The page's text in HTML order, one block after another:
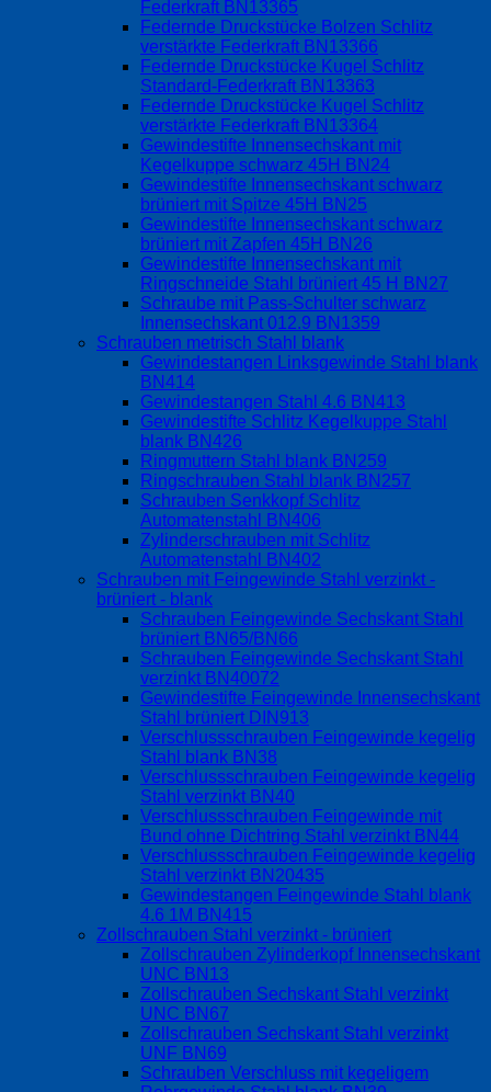
Federkraft BN13365
Federnde Druckstücke Bolzen Schlitz
verstärkte Federkraft BN13366
Federnde Druckstücke Kugel Schlitz
Standard-Federkraft BN13363
Federnde Druckstücke Kugel Schlitz
verstärkte Federkraft BN13364
Gewindestifte Innensechskant mit
Kegelkuppe schwarz 45H BN24
Gewindestifte Innensechskant schwarz
brüniert mit Spitze 45H BN25
Gewindestifte Innensechskant schwarz
brüniert mit Zapfen 45H BN26
Gewindestifte Innensechskant mit
Ringschneide Stahl brüniert 45 H BN27
Schraube mit Pass-Schulter schwarz
Innensechskant 012.9 BN1359
Schrauben metrisch Stahl blank
Gewindestangen Linksgewinde Stahl blank
BN414
Gewindestangen Stahl 4.6 BN413
Gewindestifte Schlitz Kegelkuppe Stahl
blank BN426
Ringmuttern Stahl blank BN259
Ringschrauben Stahl blank BN257
Schrauben Senkkopf Schlitz
Automatenstahl BN406
Zylinderschrauben mit Schlitz
Automatenstahl BN402
Schrauben mit Feingewinde Stahl verzinkt -
brüniert - blank
Schrauben Feingewinde Sechskant Stahl
brüniert BN65/BN66
Schrauben Feingewinde Sechskant Stahl
verzinkt BN40072
Gewindestifte Feingewinde Innensechskant
Stahl brüniert DIN913
Verschlussschrauben Feingewinde kegelig
Stahl blank BN38
Verschlussschrauben Feingewinde kegelig
Stahl verzinkt BN40
Verschlussschrauben Feingewinde mit
Bund ohne Dichtring Stahl verzinkt BN44
Verschlussschrauben Feingewinde kegelig
Stahl verzinkt BN20435
Gewindestangen Feingewinde Stahl blank
4.6 1M BN415
Zollschrauben Stahl verzinkt - brüniert
Zollschrauben Zylinderkopf Innensechskant
UNC BN13
Zollschrauben Sechskant Stahl verzinkt
UNC BN67
Zollschrauben Sechskant Stahl verzinkt
UNF BN69
Schrauben Verschluss mit kegeligem